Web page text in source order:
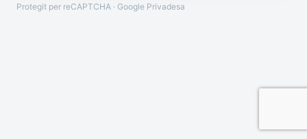
Protegit per reCAPTCHA · Google Privadesa